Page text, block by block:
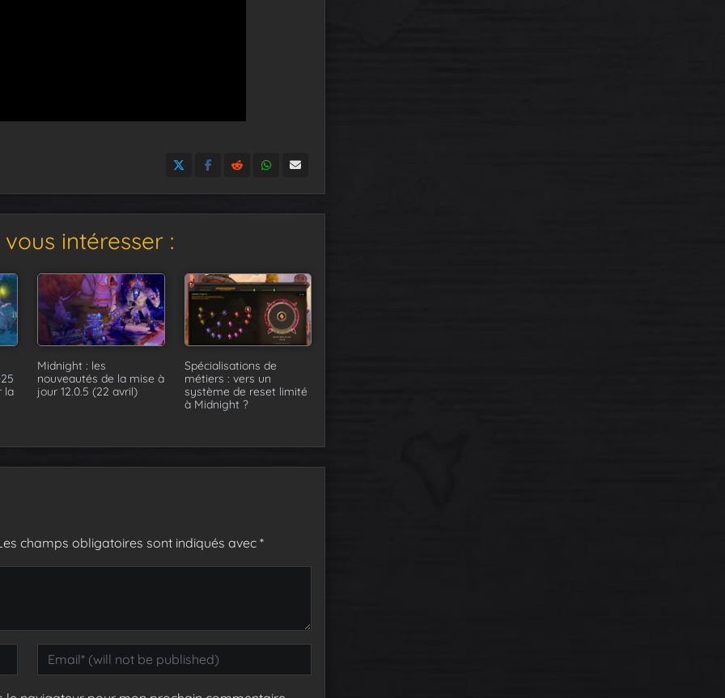
intéresser :
la
Midnight : les
nouveautés de la mise à
jour 12.0.5 (22 avril)
Spécialisations de
métiers : vers un
système de reset limité
à Midnight ?
champs obligatoires sont indiqués avec *